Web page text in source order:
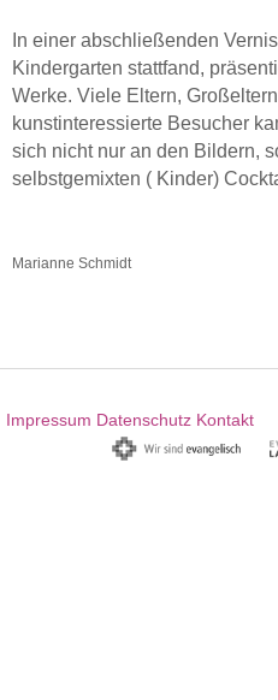
In einer abschließenden
Kindergarten stattfand,
Werke. Viele Eltern,
kunstinteressierte Besucher
sich nicht nur an den Bildern,
selbstgemixten ( Kinder)
Marianne Schmidt
Impressum Datenschutz Kontakt